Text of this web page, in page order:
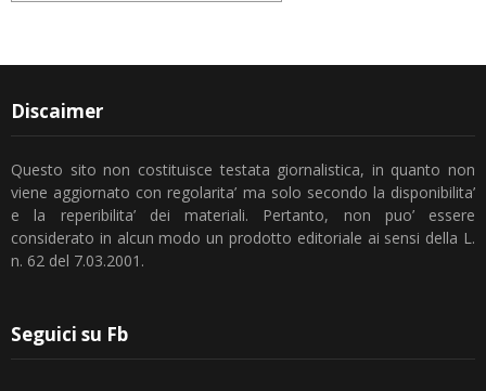
Discaimer
Questo sito non costituisce testata giornalistica, in quanto non
viene aggiornato con regolarita’ ma solo secondo la disponibilita’
e la reperibilita’ dei materiali. Pertanto, non puo’ essere
considerato in alcun modo un prodotto editoriale ai sensi della L.
n. 62 del 7.03.2001.
Seguici su Fb